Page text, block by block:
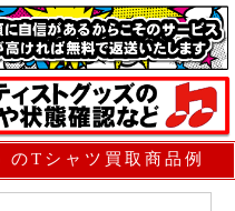
Tシャツ買取商品例